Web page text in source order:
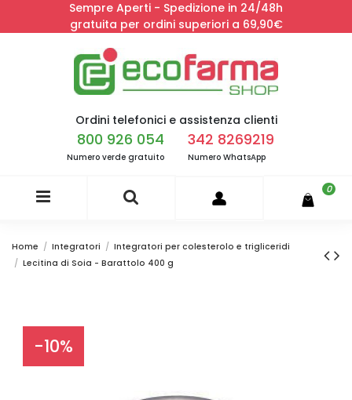
Sempre Aperti - Spedizione in 24/48h
gratuita per ordini superiori a 69,90€
Ordini telefonici e assistenza clienti
800 926 054
Numero verde gratuito
342 8269219
Numero WhatsApp
0
Home Integratori
Integratori per colesterolo e trigliceridi
Lecitina di Soia - Barattolo 400 g
-10%